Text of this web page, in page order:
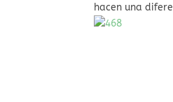
hacen una